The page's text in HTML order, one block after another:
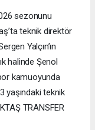
sezonunu
teknik direktör
Yalçın’ın
halinde Şenol
kamuoyunda
yaşındaki teknik
TRANSFER